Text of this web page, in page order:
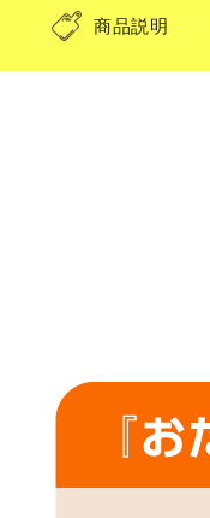
商品説明